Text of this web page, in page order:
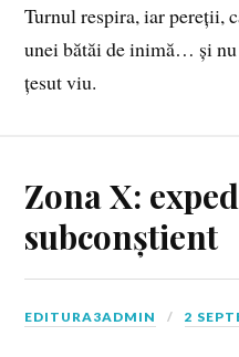
Turnul respira, iar pereții,
unei bătăi de inimă… și
țesut viu.
Zona X:
subconștient
EDITURA3ADMIN 2